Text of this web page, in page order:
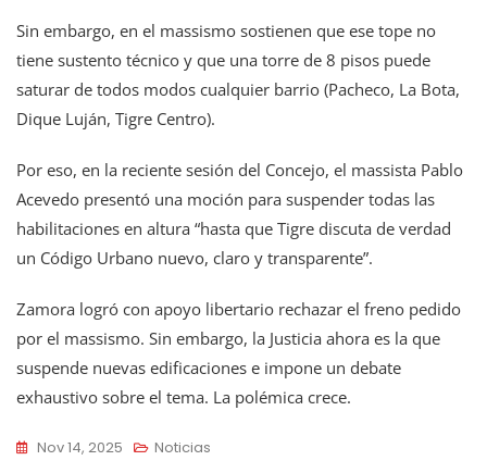
Sin embargo, en el massismo sostienen que ese tope no
tiene sustento técnico y que una torre de 8 pisos puede
saturar de todos modos cualquier barrio (Pacheco, La Bota,
Dique Luján, Tigre Centro).
Por eso, en la reciente sesión del Concejo, el massista Pablo
Acevedo presentó una moción para suspender todas las
habilitaciones en altura “hasta que Tigre discuta de verdad
un Código Urbano nuevo, claro y transparente”.
Zamora logró con apoyo libertario rechazar el freno pedido
por el massismo. Sin embargo, la Justicia ahora es la que
suspende nuevas edificaciones e impone un debate
exhaustivo sobre el tema. La polémica crece.
Nov 14, 2025 Noticias